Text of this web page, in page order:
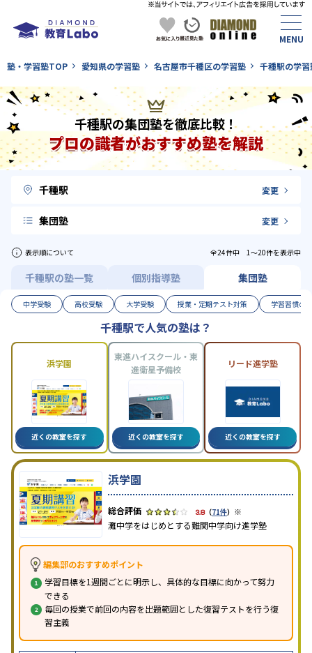
塾・学習塾TOP 愛知県の学習塾 名古屋市千種区の学習塾 千種駅の学習
千種駅の集団塾を徹底比較！
プロの識者がおすすめ塾を解説
千種駅 変更
集団塾 変更
表示順について 全24件中 1〜20件を表示中
千種駅の塾一覧 個別指導塾 集団塾
中学受験 高校受験 大学受験 授業・定期テスト対策 学習習慣の
千種駅で人気の塾は？
浜学園
近くの教室を探す
東進ハイスクール・東
進衛星予備校
近くの教室を探す
リード進学塾
近くの教室を探す
浜学園
3.8（71件） ※
灘中学をはじめとする難関中学向け進学塾
編集部のおすすめポイント
学習目標を1週間ごとに明示し、具体的な目標に向かって努力
できる
毎回の授業で前回の内容を出題範囲とした復習テストを行う復
習主義